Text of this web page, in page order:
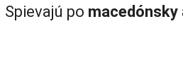
Spievajú po macedónsky